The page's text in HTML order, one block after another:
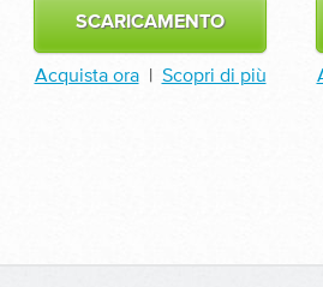
SCARICAMENTO
Acquista ora| Scopri di più